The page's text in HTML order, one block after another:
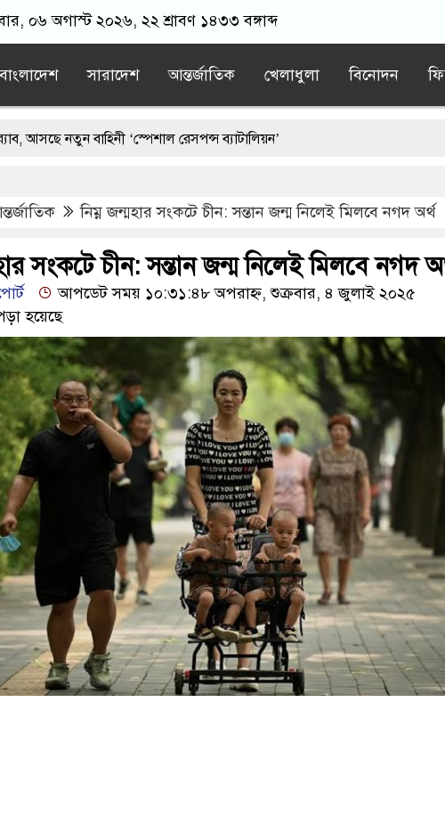
০৬ অগাস্ট ২০২৬, ২২ শ্রাবণ ১৪৩৩ বঙ্গাব্দ
বাংলাদেশ সারাদেশ আন্তর্জাতিক খেলাধুলা বিনোদন
বাহিনী ‘স্পেশাল রেসপন্স ব্যাটালিয়ন’
গুপ্তচর গ্রেপ্তারের দাবি ইরানের হাফিজুর রহমানকে ২৪ ঘণ্টার মধ্যে
হামজা চৌধুরী? সাবেক এমপি আখতারুজ্জামান কারাগারে
নিম্ন জন্মহার সংকটে চীন: সন্তান জন্ম নিলেই মিলবে নগদ অর্থ
সংকটে চীন: সন্তান জন্ম নিলেই মিলবে নগদ
আপডেট সময় ১০:৩১:৪৮ অপরাহ্ন, শুক্রবার, ৪ জুলাই ২০২৫
হয়েছে